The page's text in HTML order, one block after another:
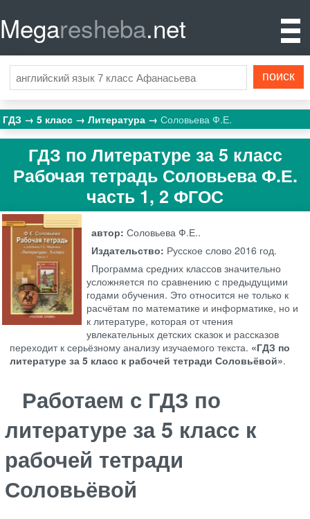
Megaresheba.net
ГДЗ 5 класс Литература Соловьева Ф.Е.
ГДЗ по Литературе за 5 класс
Рабочая тетрадь Соловьева Ф.Е.
часть 1, 2 ФГОС
автор:Соловьева Ф.Е..
Издательство: Русское слово 2016 год.
Программа средних классов значительно
усложняется по сравнению с предыдущими
годами обучения. Это относится не только к
расчётам по математике и информатике, но и
к литературе, которая от чтения
увлекательных детских сказок и рассказов
переходит к серьёзному анализу изучаемого текста. «ГДЗ по
литературе за 5 класс к рабочей тетради Соловьёвой».
Работаем с ГДЗ по
литературе за 5 класс к
рабочей тетради
Соловьёвой